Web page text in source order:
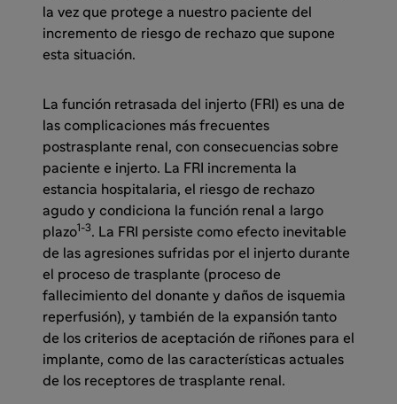
la vez que protege a nuestro paciente del
incremento de riesgo de rechazo que supone
esta situación.
La función retrasada del injerto (FRI) es una de
las complicaciones más frecuentes
postrasplante renal, con consecuencias sobre
paciente e injerto. La FRI incrementa la
estancia hospitalaria, el riesgo de rechazo
agudo y condiciona la función renal a largo
plazo1-3. La FRI persiste como efecto inevitable
de las agresiones sufridas por el injerto durante
el proceso de trasplante (proceso de
fallecimiento del donante y daños de isquemia
reperfusión), y también de la expansión tanto
de los criterios de aceptación de riñones para el
implante, como de las características actuales
de los receptores de trasplante renal.